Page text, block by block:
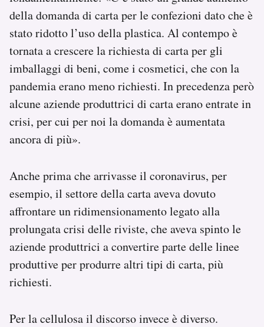
della domanda di carta per le confezioni dato che è
stato ridotto l’uso della plastica. Al contempo è
tornata a crescere la richiesta di carta per gli
imballaggi di beni, come i cosmetici, che con la
pandemia erano meno richiesti. In precedenza però
alcune aziende produttrici di carta erano entrate in
crisi, per cui per noi la domanda è aumentata
ancora di più».
Anche prima che arrivasse il coronavirus, per
esempio, il settore della carta aveva dovuto
affrontare un ridimensionamento legato alla
prolungata crisi delle riviste, che aveva spinto le
aziende produttrici a convertire parte delle linee
produttive per produrre altri tipi di carta, più
richiesti.
Per la cellulosa il discorso invece è diverso.